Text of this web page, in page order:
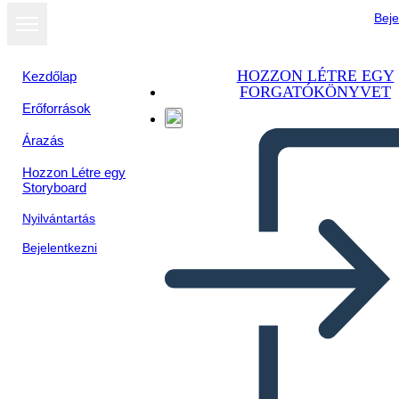
Kezdőlap
Erőforrások
Árazás
Hozzon Létre egy
Storyboard
Nyilvántartás
Bejelentkezni
HOZZON LÉTRE EGY
FORGATÓKÖNYVET